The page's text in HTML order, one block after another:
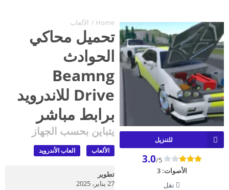
Home
/ الألعاب
تحميل محاكي
الحوادث
Beamng
Drive للاندرويد
برابط مباشر
يتباين بحسب الجهاز
الألعاب العاب الأندرويد
للتنزيل
3.0/5
الأصوات:3
نقل
تطوير
27 يناير، 2025